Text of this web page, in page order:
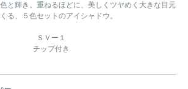
と輝き。重ねるほどに、美しくツヤめく大きな目元
る、５色セットのアイシャドウ。
ＳＶー１
チップ付き